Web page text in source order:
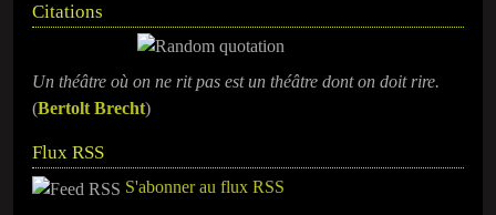
Citations
Un théâtre où on ne rit pas est un théâtre dont on doit rire.
(Bertolt Brecht)
Flux RSS
S'abonner au flux RSS